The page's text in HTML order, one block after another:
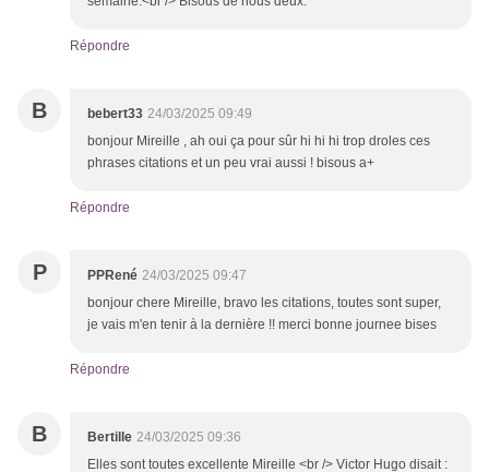
Répondre
B bebert33 24/03/2025 09:49
bonjour Mireille , ah oui ça pour sûr hi hi hi trop droles ces
phrases citations et un peu vrai aussi ! bisous a+
Répondre
P PPRené 24/03/2025 09:47
bonjour chere Mireille, bravo les citations, toutes sont super,
je vais m'en tenir à la dernière !! merci bonne journee bises
Répondre
B Bertille 24/03/2025 09:36
Elles sont toutes excellente Mireille <br /> Victor Hugo disait :